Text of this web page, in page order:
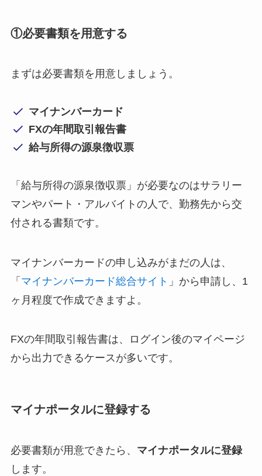
①必要書類を用意する
まずは必要書類を用意しましょう。
マイナンバーカード
FXの年間取引報告書
給与所得の源泉徴収票
「給与所得の源泉徴収票」が必要なのはサラリー
マンやパート・アルバイトの人で、勤務先から交
付される書類です。
マイナンバーカードの申し込みがまだの人は、
「 マイナンバーカード総合サイト 」から申請し、1
ヶ月程度で作成できますよ。
FXの年間取引報告書は、ログイン後のマイページ
から出力できるケースが多いです。
マイナポータルに登録する
必要書類が用意できたら、 マイナポータルに登録
します。